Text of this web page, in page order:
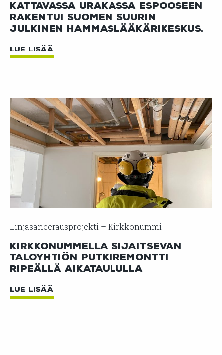
Kattavassa urakassa Espooseen
rakentui Suomen suurin
julkinen hammaslääkärikeskus.
LUE LISÄÄ
Linjasaneerausprojekti – Kirkkonummi
Kirkkonummella sijaitsevan
taloyhtiön putkiremontti
ripeällä aikataululla
LUE LISÄÄ